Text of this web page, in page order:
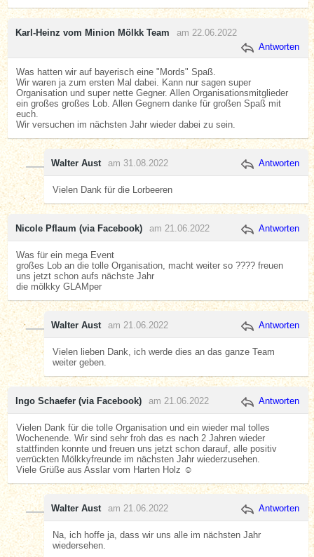
Karl-Heinz vom Minion Mölkk Team
am 22.06.2022
Antworten
Was hatten wir auf bayerisch eine "Mords" Spaß.
Wir waren ja zum ersten Mal dabei. Kann nur sagen super
Organisation und super nette Gegner. Allen Organisationsmitglieder
ein großes großes Lob. Allen Gegnern danke für großen Spaß mit
euch.
Wir versuchen im nächsten Jahr wieder dabei zu sein.
Walter Aust am 31.08.2022 Antworten
Vielen Dank für die Lorbeeren
Nicole Pflaum (via Facebook) am 21.06.2022 Antworten
Was für ein mega Event
großes Lob an die tolle Organisation, macht weiter so ???? freuen
uns jetzt schon aufs nächste Jahr
die mölkky GLAMper
Walter Aust am 21.06.2022 Antworten
Vielen lieben Dank, ich werde dies an das ganze Team
weiter geben.
Ingo Schaefer (via Facebook) am 21.06.2022 Antworten
Vielen Dank für die tolle Organisation und ein wieder mal tolles
Wochenende. Wir sind sehr froh das es nach 2 Jahren wieder
stattfinden konnte und freuen uns jetzt schon darauf, alle positiv
verrückten Mölkkyfreunde im nächsten Jahr wiederzusehen.
Viele Grüße aus Asslar vom Harten Holz ☺️
Walter Aust am 21.06.2022 Antworten
Na, ich hoffe ja, dass wir uns alle im nächsten Jahr
wiedersehen.